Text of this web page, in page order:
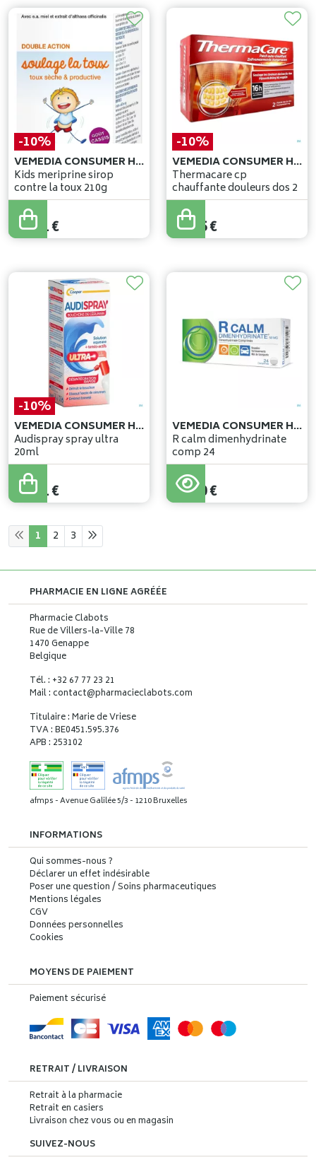
-10%
VEMEDIA CONSUMER HEALTH BELGIUM
Kids meriprine sirop
contre la toux 210g
12,90
11,61€
-10%
VEMEDIA CONSUMER HEALTH BELGIUM
Thermacare cp
chauffante douleurs dos 2
12,95
11,65€
-10%
VEMEDIA CONSUMER HEALTH BELGIUM
Audispray spray ultra
20ml
13,90
12,51€
VEMEDIA CONSUMER HEALTH BELGIUM
R calm dimenhydrinate
comp 24
12,90€
1 2 3
PHARMACIE EN LIGNE AGRÉÉE
Pharmacie Clabots
Rue de Villers-la-Ville 78
1470 Genappe
Belgique
Tél. : +32 67 77 23 21
Mail : contact@pharmacieclabots.com
Titulaire : Marie de Vriese
TVA : BE0451.595.376
APB : 253102
afmps - Avenue Galilée 5/3 - 1210 Bruxelles
INFORMATIONS
Qui sommes-nous ?
Déclarer un effet indésirable
Poser une question / Soins pharmaceutiques
Mentions légales
CGV
Données personnelles
Cookies
MOYENS DE PAIEMENT
Paiement sécurisé
RETRAIT / LIVRAISON
Retrait à la pharmacie
Retrait en casiers
Livraison chez vous ou en magasin
SUIVEZ-NOUS